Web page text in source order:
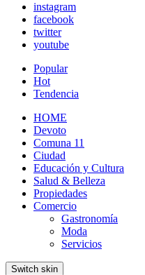
instagram
facebook
twitter
youtube
Popular
Hot
Tendencia
HOME
Devoto
Comuna 11
Ciudad
Educación y Cultura
Salud & Belleza
Propiedades
Comercio
Gastronomía
Moda
Servicios
Switch skin